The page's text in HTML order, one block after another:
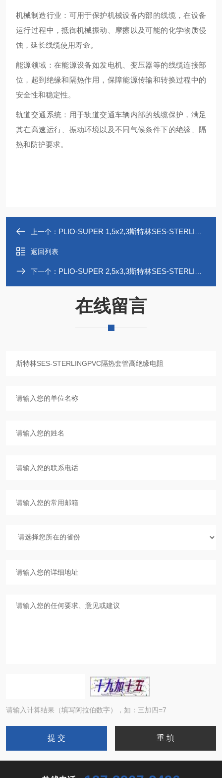
机械制造行业：可用于保护机械设备内部的线缆，在设备
运行过程中，抵御机械振动、摩擦以及可能的化学物质侵
蚀，延长线缆使用寿命。
能源领域：在能源设备如发电机、变压器等的线缆连接部
位，起到绝缘和隔热作用，保障能源传输和转换过程中的
安全性和稳定性。
轨道交通系统：用于轨道交通车辆内部的线缆保护，满足
其在高速运行、振动环境以及不同气候条件下的绝缘、隔
热和防护要求。
上一个： PLIO-SUPER 1,5x2,3斯特林SES-STERLINGPVC隔热套管低温韧性
返回列表
下一个： PLIO-SUPER 2,5x3,3斯特林SES-STERLINGPVC隔热套管高击穿电压
在线留言
请输入计算结果（填写阿拉伯数字），如：三加四=7